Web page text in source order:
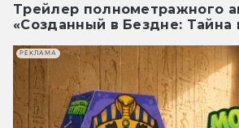
Трейлер полнометражного
«Созданный в Бездне: Тайна
РЕКЛАМА